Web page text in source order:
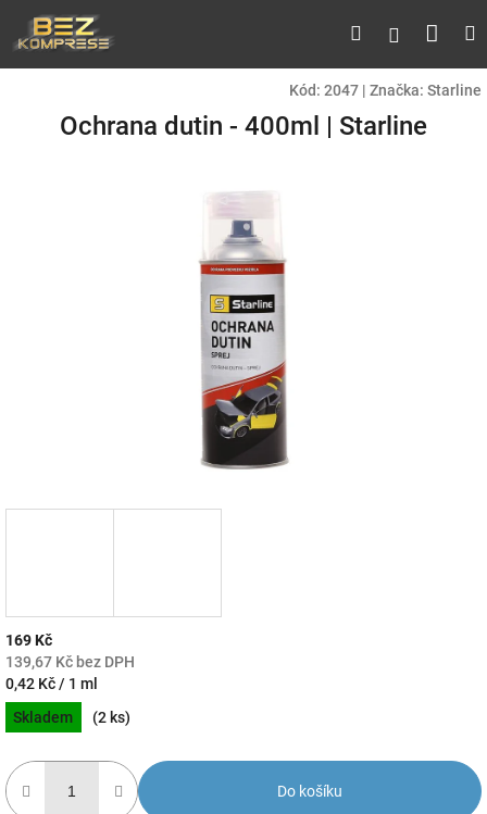
obsah
HledatPřihlášení
Kód: 2047 | Značka: Starline
Ochrana dutin - 400ml | Starline
169 Kč
139,67 Kč bez DPH
Měrná
cena:
0,42 Kč / 1 ml
Skladem
(2 ks)
Do košíku